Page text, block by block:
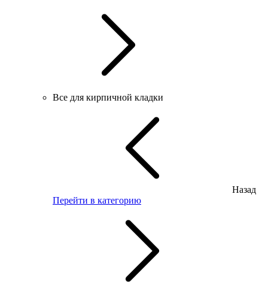
Все для кирпичной кладки
Назад
Перейти в категорию